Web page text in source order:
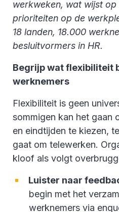
werkweken, wat wijst
prioriteiten op de
18 landen, 18.000
besluitvormers in HR.
Begrijp wat flexibiliteit
werknemers
Flexibiliteit is geen
sommigen kan het gaan
en eindtijden te kiezen,
gaat om telewerken.
kloof als volgt
Luister naar
begin met het
werknemers via